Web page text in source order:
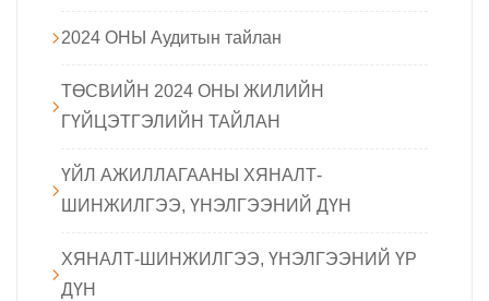
2024 ОНЫ Аудитын тайлан
ТӨСВИЙН 2024 ОНЫ ЖИЛИЙН
ГҮЙЦЭТГЭЛИЙН ТАЙЛАН
ҮЙЛ АЖИЛЛАГААНЫ ХЯНАЛТ-
ШИНЖИЛГЭЭ, ҮНЭЛГЭЭНИЙ ДҮН
ХЯНАЛТ-ШИНЖИЛГЭЭ, ҮНЭЛГЭЭНИЙ ҮР
ДҮН